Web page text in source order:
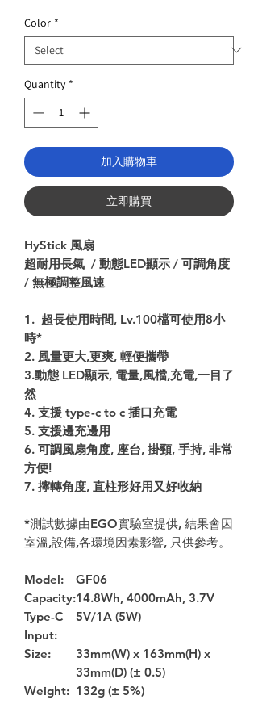
Color *
Quantity *
加入購物車
立即購買
HyStick 風扇
超耐用長氣 / 動態LED顯示 / 可調角度
/ 無極調整風速
1. 超長使用時間, Lv.100檔可使用8小
時*
2. 風量更大,更爽, 輕便攜帶
3.動態 LED顯示, 電量,風檔,充電,一目了
然
4. 支援 type-c to c 插口充電
5. 支援邊充邊用
6. 可調風扇角度, 座台, 掛頸, 手持, 非常
方便!
7. 擰轉角度, 直柱形好用又好收納
*測試數據由EGO實驗室提供, 結果會因
室溫,設備,各環境因素影響, 只供參考。
Model:
GF06
Capacity:14.8Wh, 4000mAh, 3.7V
Type-C
Input:
5V/1A (5W)
Size:
33mm(W) x 163mm(H) x
33mm(D) (± 0.5)
Weight: 132g (± 5%)